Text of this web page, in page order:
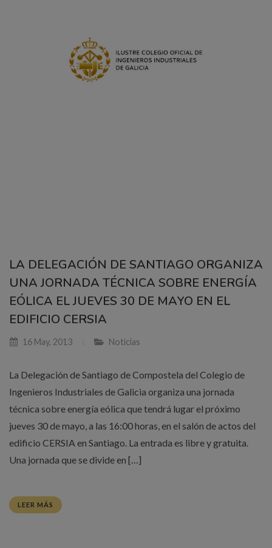
LA DELEGACIÓN DE SANTIAGO ORGANIZA
UNA JORNADA TÉCNICA SOBRE ENERGÍA
EÓLICA EL JUEVES 30 DE MAYO EN EL
EDIFICIO CERSIA
16 May, 2013 Noticias
La Delegación de Santiago de Compostela del Colegio de
Ingenieros Industriales de Galicia organiza una jornada
técnica sobre energía eólica que tendrá lugar el próximo
jueves 30 de mayo, a las 16:00 horas, en el salón de actos del
edificio CERSIA en Santiago. La entrada es libre y gratuita.
Una jornada que se divide en […]
LEER MÁS